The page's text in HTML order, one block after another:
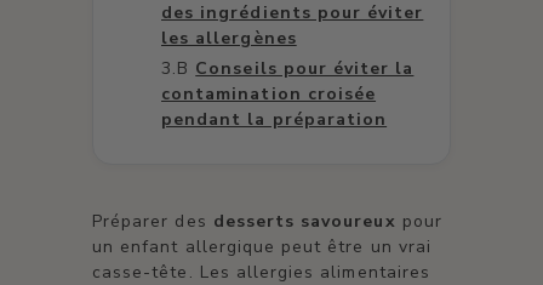
des ingrédients pour éviter
les allergènes
Conseils pour éviter la
contamination croisée
pendant la préparation
Préparer des desserts savoureux pour
un enfant allergique peut être un vrai
casse-tête. Les allergies alimentaires